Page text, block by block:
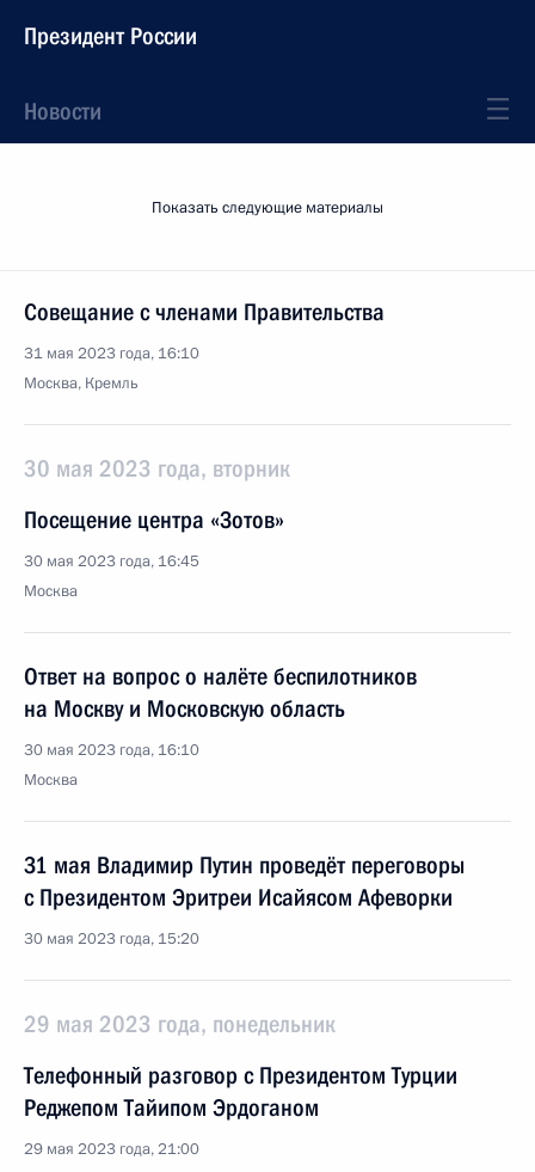
Президент России
Новости
Показать следующие материалы
Совещание с членами Правительства
31 мая 2023 года, 16:10
Москва, Кремль
30 мая 2023 года, вторник
Посещение центра «Зотов»
30 мая 2023 года, 16:45
Москва
Ответ на вопрос о налёте беспилотников
на Москву и Московскую область
30 мая 2023 года, 16:10
Москва
31 мая Владимир Путин проведёт переговоры
с Президентом Эритреи Исайясом Афеворки
30 мая 2023 года, 15:20
29 мая 2023 года, понедельник
Телефонный разговор с Президентом Турции
Реджепом Тайипом Эрдоганом
29 мая 2023 года, 21:00